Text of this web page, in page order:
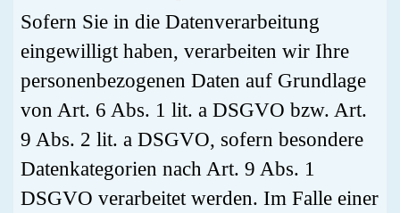
Sofern Sie in die Datenverarbeitung
eingewilligt haben, verarbeiten wir Ihre
personenbezogenen Daten auf Grundlage
von Art. 6 Abs. 1 lit. a DSGVO bzw. Art.
9 Abs. 2 lit. a DSGVO, sofern besondere
Datenkategorien nach Art. 9 Abs. 1
DSGVO verarbeitet werden. Im Falle einer